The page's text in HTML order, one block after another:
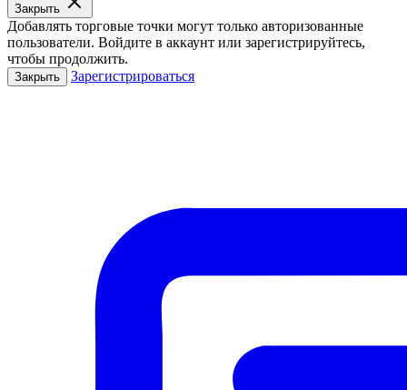
Закрыть
Добавлять торговые точки могут только авторизованные
пользователи. Войдите в аккаунт или зарегистрируйтесь,
чтобы продолжить.
Закрыть Зарегистрироваться